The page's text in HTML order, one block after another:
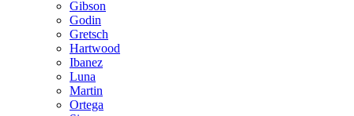
Gibson
Godin
Gretsch
Hartwood
Ibanez
Luna
Martin
Ortega